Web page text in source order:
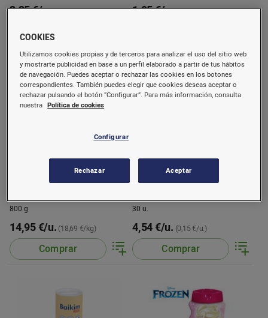
3,35 €/u.(7,05 €/kg)
Comprar
1,95 €/u.(1,95 €/l)
Leche inicio Nidina 1
800 g
14,95 €/u. (18,69 €/kg)
Comprar
Pañal T/1 Nunex Premium
30 u.
4,54 €/u. (0,15 €/u.)
Comprar
COOKIES
Utilizamos cookies propias y de terceros para analizar el uso del sitio web
y mostrarte publicidad en base a un perfil elaborado a partir de tus hábitos
de navegación. Puedes aceptar o rechazar las cookies en los botones
correspondientes. También puedes elegir que cookies deseas aceptar o
rechazar pulsando el botón “Configurar”. Para más información, consulta
nuestra Política de cookies
Configurar
Rechazar Aceptar